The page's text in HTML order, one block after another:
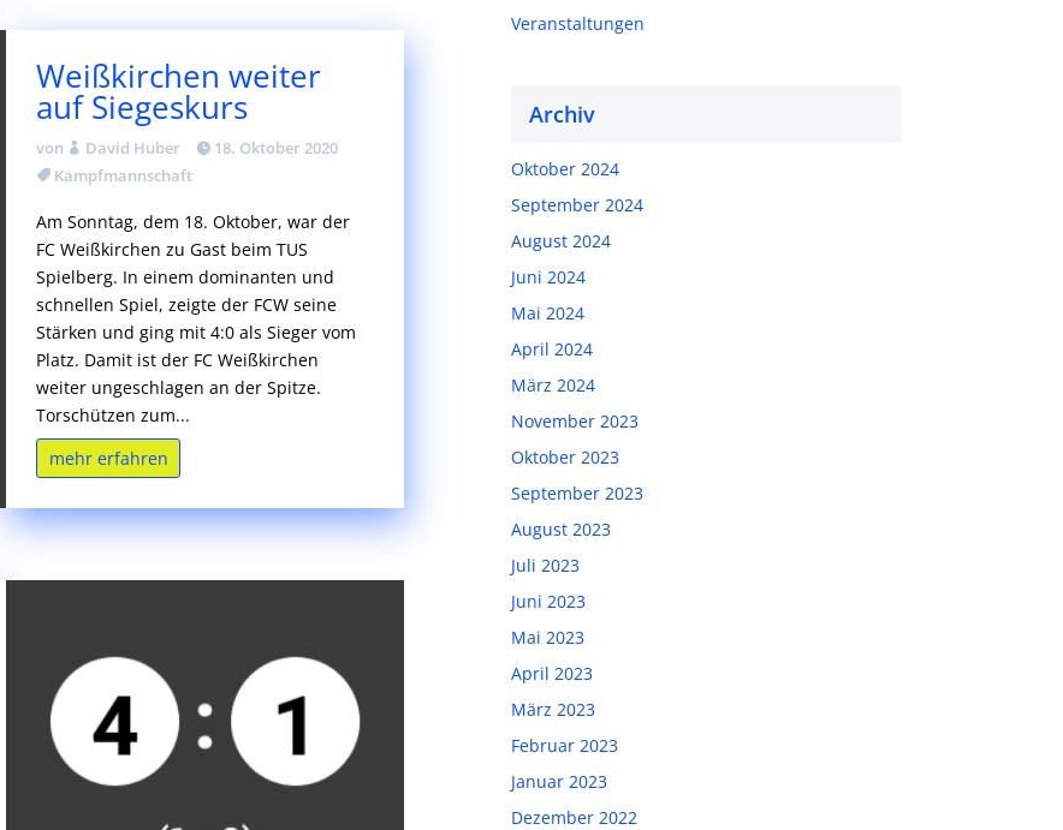
Weißkirchen weiter
auf Siegeskurs
von David Huber
18. Oktober 2020
Kampfmannschaft
Am Sonntag, dem 18. Oktober, war der
FC Weißkirchen zu Gast beim TUS
Spielberg. In einem dominanten und
schnellen Spiel, zeigte der FCW seine
Stärken und ging mit 4:0 als Sieger vom
Platz. Damit ist der FC Weißkirchen
weiter ungeschlagen an der Spitze.
Torschützen zum...
mehr erfahren
Veranstaltungen
Archiv
Oktober 2024
September 2024
August 2024
Juni 2024
Mai 2024
April 2024
März 2024
November 2023
Oktober 2023
September 2023
August 2023
Juli 2023
Juni 2023
Mai 2023
April 2023
März 2023
Februar 2023
Januar 2023
Dezember 2022